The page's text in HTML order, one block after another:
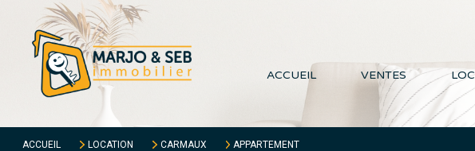
ACCUEIL VENTES
ACCUEIL LOCATION CARMAUX APPARTEMENT